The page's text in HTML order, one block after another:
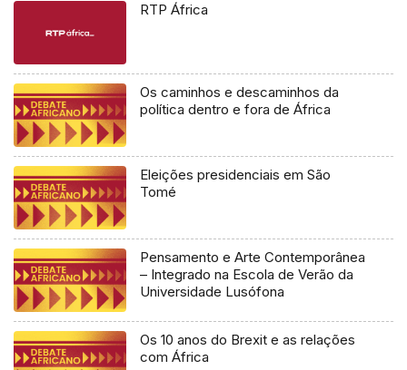
RTP África
Os caminhos e descaminhos da
política dentro e fora de África
Eleições presidenciais em São
Tomé
Pensamento e Arte Contemporânea
– Integrado na Escola de Verão da
Universidade Lusófona
Os 10 anos do Brexit e as relações
com África